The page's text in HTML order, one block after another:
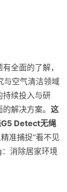
全面的了解，
空气清洁领域
持续投入与研
解决方案。 这
Detect无绳
准捕捉“看不见
消除居家环境